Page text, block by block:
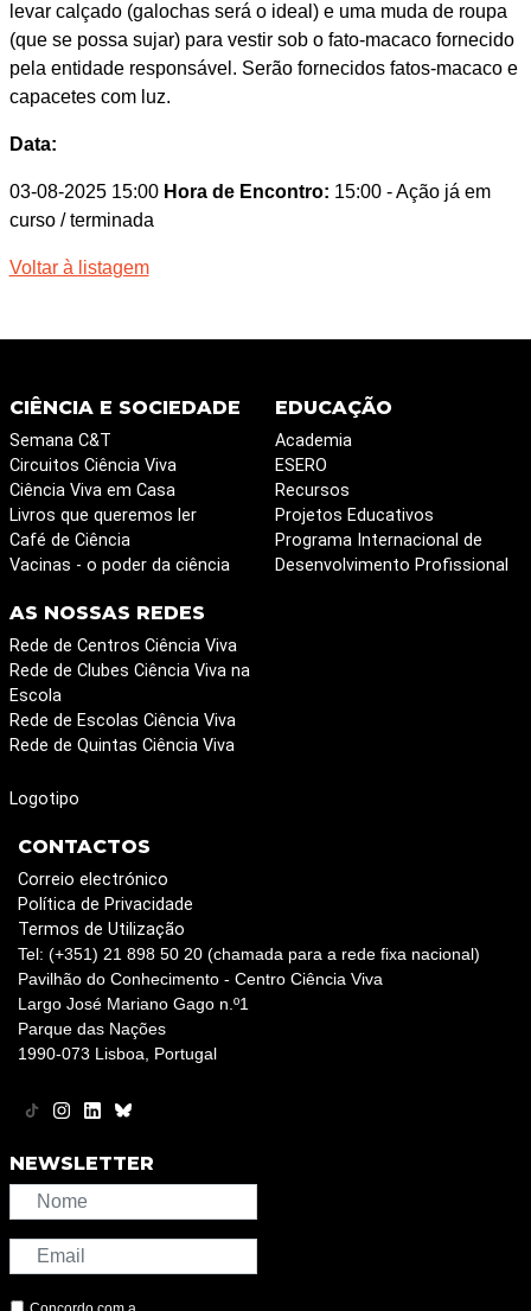
levar calçado (galochas será o ideal) e uma muda de roupa
(que se possa sujar) para vestir sob o fato-macaco fornecido
pela entidade responsável. Serão fornecidos fatos-macaco e
capacetes com luz.
Data:
03-08-2025 15:00 Hora de Encontro: 15:00 - Ação já em
curso / terminada
Voltar à listagem
CIÊNCIA E SOCIEDADE
Semana C&T
Circuitos Ciência Viva
Ciência Viva em Casa
Livros que queremos ler
Café de Ciência
Vacinas - o poder da ciência
EDUCAÇÃO
Academia
ESERO
Recursos
Projetos Educativos
Programa Internacional de
Desenvolvimento Profissional
AS NOSSAS REDES
Rede de Centros Ciência Viva
Rede de Clubes Ciência Viva na
Escola
Rede de Escolas Ciência Viva
Rede de Quintas Ciência Viva
Logotipo
CONTACTOS
Correio electrónico
Política de Privacidade
Termos de Utilização
Tel: (+351) 21 898 50 20 (chamada para a rede fixa nacional)
Pavilhão do Conhecimento - Centro Ciência Viva
Largo José Mariano Gago n.º1
Parque das Nações
1990-073 Lisboa, Portugal
NEWSLETTER